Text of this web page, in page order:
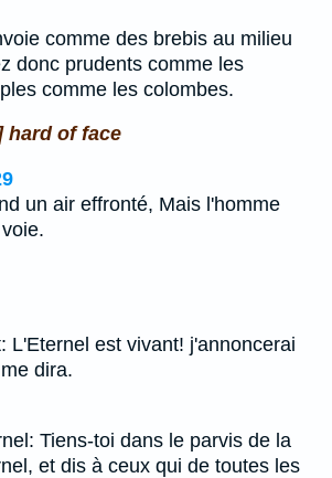
comme des brebis au milieu
donc prudents comme les
comme les colombes.
hard of face
un air effronté, Mais l'homme
L'Eternel est vivant! j'annoncerai
dira.
Tiens-toi dans le parvis de la
et dis à ceux qui de toutes les